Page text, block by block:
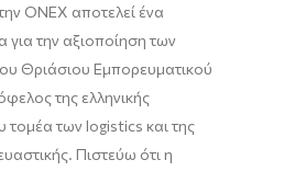
ONEX αποτελεί ένα
για την αξιοποίηση των
Θριάσιου Εμπορευματικού
της ελληνικής
τομέα των logistics και της
Πιστεύω ότι η